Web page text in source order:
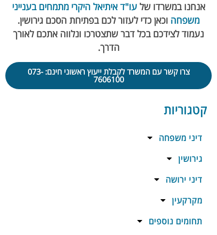
קטגוריות
דיני משפחה
גירושין
דיני ירושה
מקרקעין
תחומים נוספים
אנחנו במשרדו שלעו"ד איתיאל היקרי מתמחים בענייני
משפחה וכאן כדי לעזור לכם בפתיחת הסכם גירושין.
נעמוד לצידכם בכל דבר שתצטרכו ונלווה אתכם לאורך
הדרך.
צרו קשר עם המשרד לקבלת ייעוץ ראשוני חינם: 073-
7606100